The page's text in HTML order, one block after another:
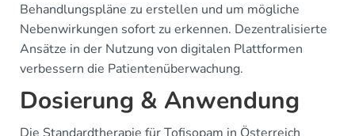
Behandlungspläne zu erstellen und um mögliche
Nebenwirkungen sofort zu erkennen. Dezentralisierte
Ansätze in der Nutzung von digitalen Plattformen
verbessern die Patientenüberwachung.
Dosierung & Anwendung